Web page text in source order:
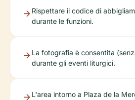
Rispettare il codice di
durante le funzioni.
La fotografia è consentita
durante gli eventi liturgici.
L'area intorno a Plaza de la